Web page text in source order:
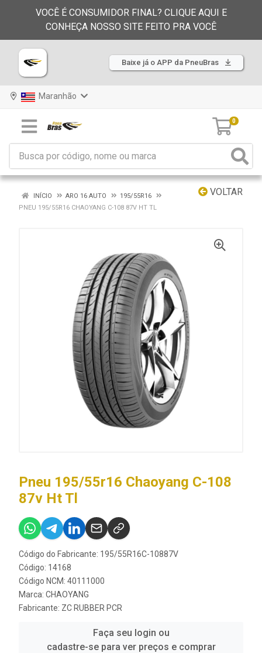
VOCÊ É CONSUMIDOR FINAL? CLIQUE AQUI E
CONHEÇA NOSSO SITE FEITO PRA VOCÊ
Baixe já o APP da PneuBras
Maranhão
0
VOLTAR
INÍCIO ARO 16 AUTO
195/55R16
PNEU 195/55R16 CHAOYANG C-108 87V HT TL
Pneu 195/55r16 Chaoyang C-108
87v Ht Tl
Código do Fabricante: 195/55R16C-10887V
Código: 14168
Código NCM: 40111000
Marca: CHAOYANG
Fabricante: ZC RUBBER PCR
Faça seu login ou
cadastre-se para ver preços e comprar